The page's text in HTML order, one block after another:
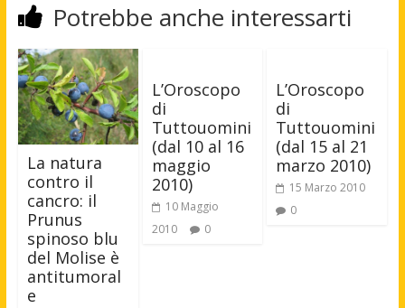
Potrebbe anche interessarti
La natura
contro il
cancro: il
Prunus
spinoso blu
del Molise è
antitumoral
e
L’Oroscopo
di
Tuttouomini
(dal 10 al 16
maggio
2010)
10 Maggio
2010
0
L’Oroscopo
di
Tuttouomini
(dal 15 al 21
marzo 2010)
15 Marzo 2010
0